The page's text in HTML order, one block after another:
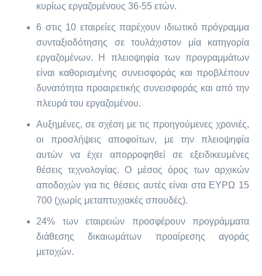
κυρίως εργαζομένους 36-55 ετών.
6 στις 10 εταιρείες παρέχουν ιδιωτικό πρόγραμμα
συνταξιοδότησης σε τουλάχιστον μία κατηγορία
εργαζομένων. Η πλειοψηφία των προγραμμάτων
είναι καθορισμένης συνεισφοράς και προβλέπουν
δυνατότητα προαιρετικής συνεισφοράς και από την
πλευρά του εργαζομένου.
Αυξημένες, σε σχέση με τις προηγούμενες χρονιές,
οι προσλήψεις αποφοίτων, με την πλειοψηφία
αυτών να έχει απορροφηθεί σε εξειδικευμένες
θέσεις τεχνολογίας. Ο μέσος όρος των αρχικών
αποδοχών για τις θέσεις αυτές είναι στα ΕΥΡΩ 15
700 (χωρίς μεταπτυχιακές σπουδές).
24% των εταιρειών προσφέρουν προγράμματα
διάθεσης δικαιωμάτων προαίρεσης αγοράς
μετοχών.